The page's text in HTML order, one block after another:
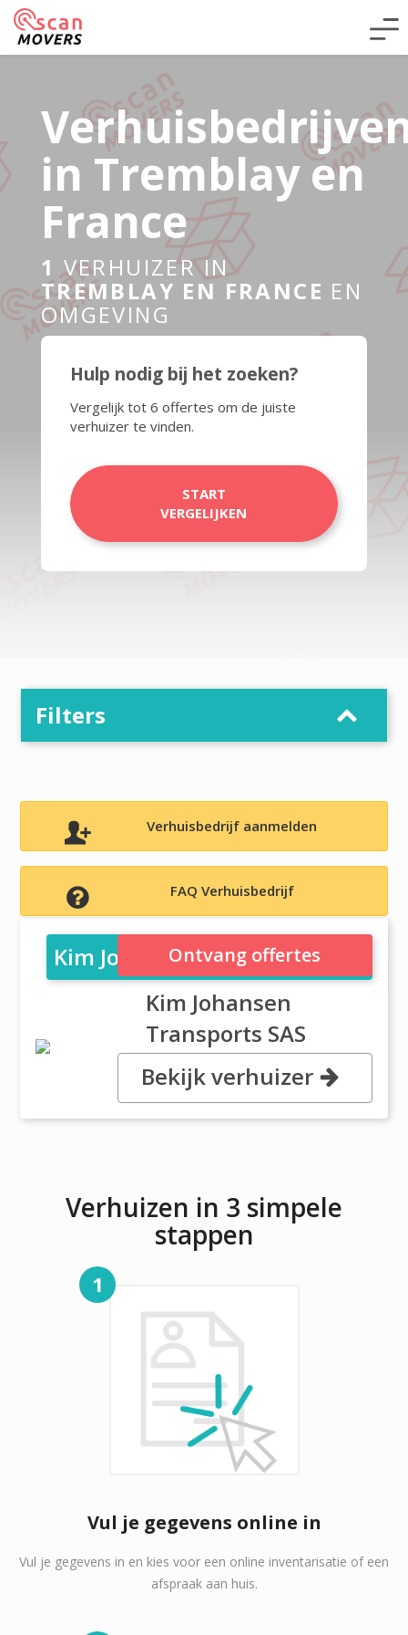
in Tremblay en
France
1 VERHUIZER IN
TREMBLAY EN FRANCE EN
OMGEVING
Hulp nodig bij het zoeken?
Vergelijk tot 6 offertes om de juiste
verhuizer te vinden.
START
VERGELIJKEN
Filters
Verhuisbedrijf aanmelden
FAQ Verhuisbedrijf
Kim Johansen Transports SAS
Kim Johansen
Transports SAS
, , 15644 Tremblay en France
Ontvang offertes
Bekijk verhuizer
Verhuizen in 3 simpele
stappen
1
Vul je gegevens online in
Vul je gegevens in en kies voor een online inventarisatie of een
afspraak aan huis.